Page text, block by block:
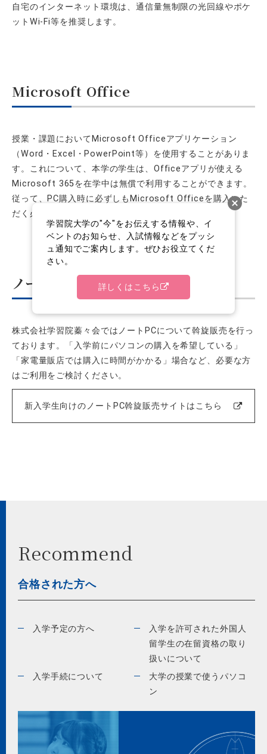
自宅のインターネット環境は、通信量無制限の光回線やポケ
ットWi-Fi等を推奨します。
Microsoft Office
授業・課題においてMicrosoft Officeアプリケーション
（Word・Excel・PowerPoint等）を使用することがありま
す。これについて、本学の学生は、Officeアプリが使える
Microsoft 365を在学中は無償で利用することができます。
従って、PC購入時に必ずしもMicrosoft Officeを購入いた
だく必要はありません。
ノートPCの斡旋販売
株式会社学習院蓁々会ではノートPCについて斡旋販売を行っ
ております。「入学前にパソコンの購入を希望している」
「家電量販店では購入に時間がかかる」場合など、必要な方
はご利用をご検討ください。
新入学生向けのノートPC斡旋販売サイトはこちら
Recommend
合格された方へ
入学予定の方へ
入学を許可された外国人
留学生の在留資格の取り
扱いについて
入学手続について
大学の授業で使うパソコ
ン
学習院大学の"今"をお伝えする情報や、イ
ベントのお知らせ、入試情報などをプッシ
ュ通知でご案内します。ぜひお役立てくだ
さい。
詳しくはこちら